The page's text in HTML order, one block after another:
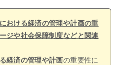
おける経済の管理や計画の重
ジや社会保障制度などと関連
経済の管理や計画の重要性に